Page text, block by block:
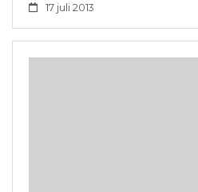
17 juli 2013